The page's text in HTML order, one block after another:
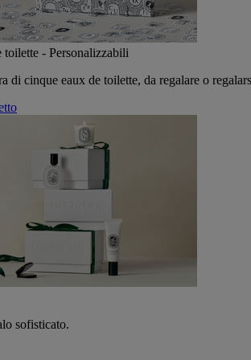
- Personalizzabili
di cinque eaux de toilette, da regalare o
sofisticato.